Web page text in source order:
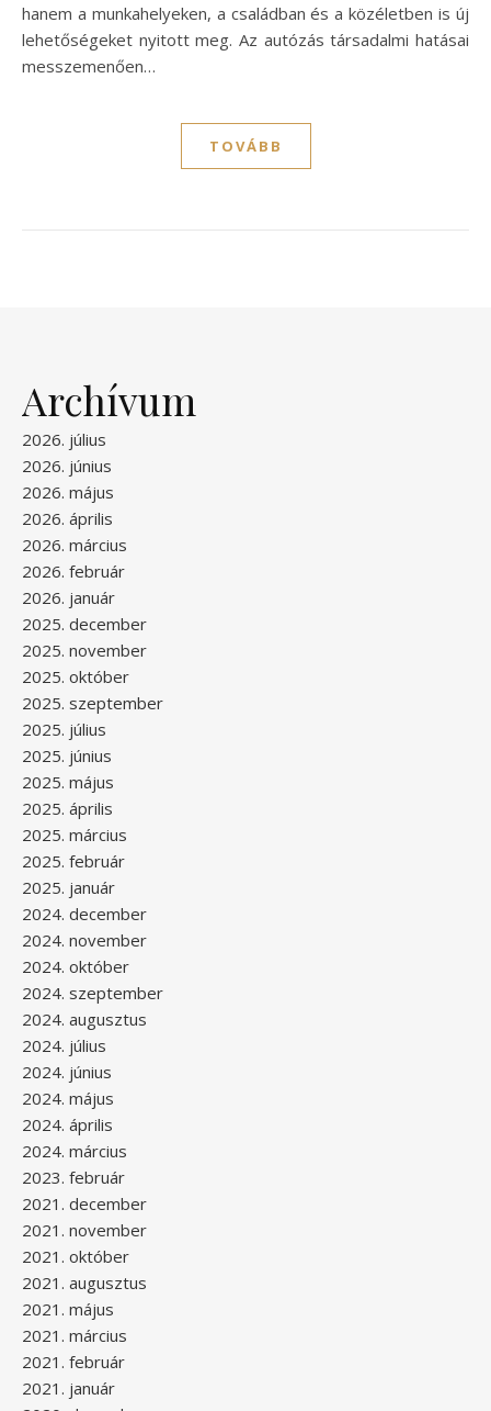
hanem a munkahelyeken, a családban és a közéletben is új
lehetőségeket nyitott meg. Az autózás társadalmi hatásai
messzemenően…
TOVÁBB
Archívum
2026. július
2026. június
2026. május
2026. április
2026. március
2026. február
2026. január
2025. december
2025. november
2025. október
2025. szeptember
2025. július
2025. június
2025. május
2025. április
2025. március
2025. február
2025. január
2024. december
2024. november
2024. október
2024. szeptember
2024. augusztus
2024. július
2024. június
2024. május
2024. április
2024. március
2023. február
2021. december
2021. november
2021. október
2021. augusztus
2021. május
2021. március
2021. február
2021. január